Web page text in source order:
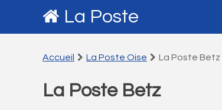
La Poste
Accueil La Poste Oise La Poste Betz
La Poste Betz